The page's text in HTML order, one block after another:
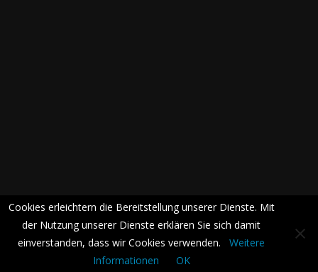
Cookies erleichtern die Bereitstellung unserer Dienste. Mit
der Nutzung unserer Dienste erklären Sie sich damit
einverstanden, dass wir Cookies verwenden.
Weitere
Informationen
OK